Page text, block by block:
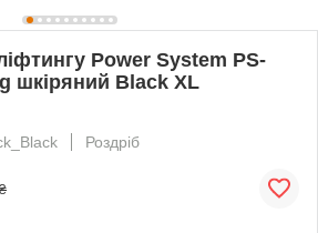
Power System PS-
шкіряний Black XL
Роздріб